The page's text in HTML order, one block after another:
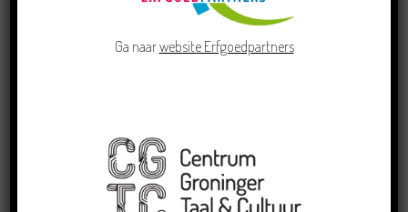
Dichters in de Prinsentuin: Verslag Zomor Wat
Ga naarwebsite Erfgoedpartners